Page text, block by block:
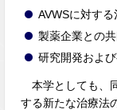
AVWSに対す
製薬企業との
研究開発およ
本学としても、
する新たな治療法